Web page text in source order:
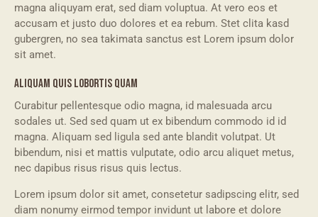
magna aliquyam erat, sed diam voluptua. At vero eos et
accusam et justo duo dolores et ea rebum. Stet clita kasd
gubergren, no sea takimata sanctus est Lorem ipsum dolor
sit amet.
ALIQUAM QUIS LOBORTIS QUAM
Curabitur pellentesque odio magna, id malesuada arcu
sodales ut. Sed sed quam ut ex bibendum commodo id id
magna. Aliquam sed ligula sed ante blandit volutpat. Ut
bibendum, nisi et mattis vulputate, odio arcu aliquet metus,
nec dapibus risus risus quis lectus.
Lorem ipsum dolor sit amet, consetetur sadipscing elitr, sed
diam nonumy eirmod tempor invidunt ut labore et dolore